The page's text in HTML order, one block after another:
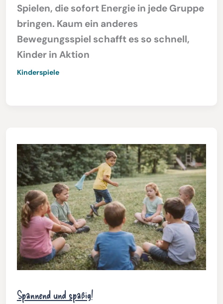
Spielen, die sofort Energie in jede Gruppe
bringen. Kaum ein anderes
Bewegungsspiel schafft es so schnell,
Kinder in Aktion
Kinderspiele
Spannend und spaßig!